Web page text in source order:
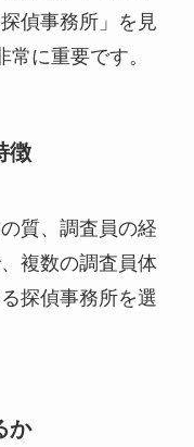
偵事務所」を見
に重要です。
徴
質、調査員の経
複数の調査員体
探偵事務所を選
か